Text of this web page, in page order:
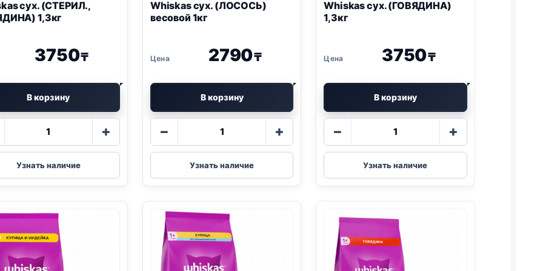
сух. (СТЕРИЛ.,
1,3кг
3750₸
В корзину
товара
Whiskas
сух.
ГОВЯДИНА)
1,3кг
+
Узнать наличие
Whiskas сух. (ЛОСОСЬ)
весовой 1кг
2790₸
В корзину
−
товара
Whiskas
сух.
весовой
1кг
+
Узнать наличие
Whiskas сух. (ГОВЯДИНА)
1,3кг
3750₸
В корзину
−
товара
Whiskas
сух.
1,3кг
+
Узнать наличие